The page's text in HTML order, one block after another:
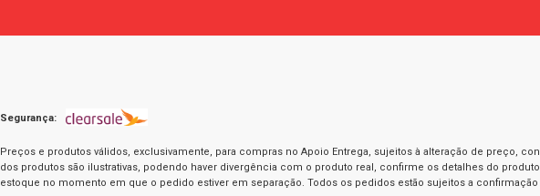
Segurança:
Preços e produtos válidos, exclusivamente, para compras no Apoio Entrega, sujeitos à alteração de preço,
dos produtos são ilustrativas, podendo haver divergência com o produto real, confirme os detalhes do
estoque no momento em que o pedido estiver em separação. Todos os pedidos estão sujeitos a confirmação